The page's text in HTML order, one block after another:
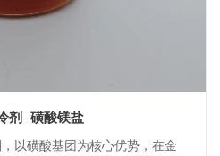
剂 磺酸镁盐
以磺酸基团为核心优势，在金